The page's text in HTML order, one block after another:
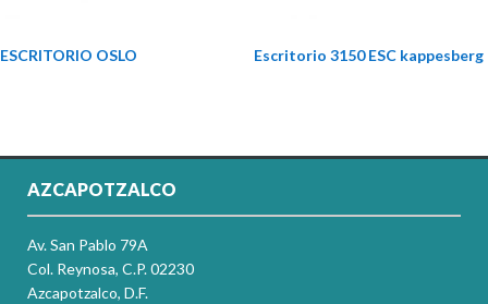
ESCRITORIO OSLO Escritorio 3150 ESC kappesberg
AZCAPOTZALCO
Av. San Pablo 79A
Col. Reynosa, C.P. 02230
Azcapotzalco, D.F.